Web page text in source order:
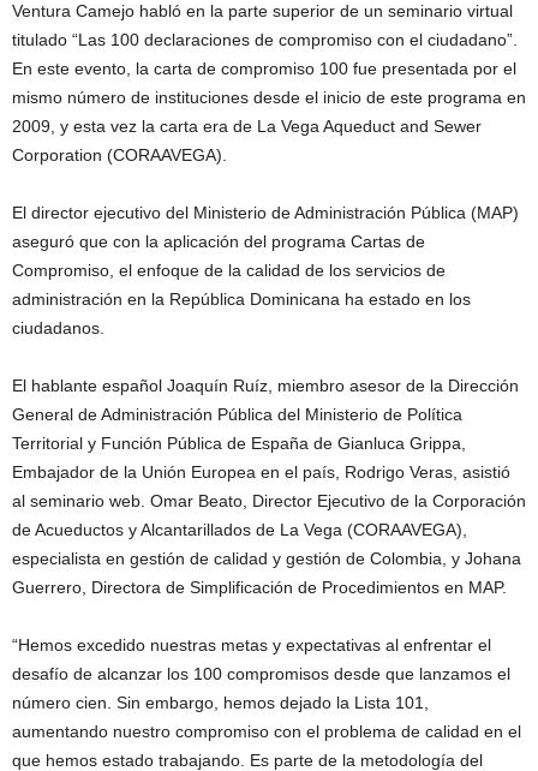
Ventura Camejo habló en la parte superior de un seminario virtual
titulado “Las 100 declaraciones de compromiso con el ciudadano”.
En este evento, la carta de compromiso 100 fue presentada por el
mismo número de instituciones desde el inicio de este programa en
2009, y esta vez la carta era de La Vega Aqueduct and Sewer
Corporation (CORAAVEGA).
El director ejecutivo del Ministerio de Administración Pública (MAP)
aseguró que con la aplicación del programa Cartas de
Compromiso, el enfoque de la calidad de los servicios de
administración en la República Dominicana ha estado en los
ciudadanos.
El hablante español Joaquín Ruíz, miembro asesor de la Dirección
General de Administración Pública del Ministerio de Política
Territorial y Función Pública de España de Gianluca Grippa,
Embajador de la Unión Europea en el país, Rodrigo Veras, asistió
al seminario web. Omar Beato, Director Ejecutivo de la Corporación
de Acueductos y Alcantarillados de La Vega (CORAAVEGA),
especialista en gestión de calidad y gestión de Colombia, y Johana
Guerrero, Directora de Simplificación de Procedimientos en MAP.
“Hemos excedido nuestras metas y expectativas al enfrentar el
desafío de alcanzar los 100 compromisos desde que lanzamos el
número cien. Sin embargo, hemos dejado la Lista 101,
aumentando nuestro compromiso con el problema de calidad en el
que hemos estado trabajando. Es parte de la metodología del